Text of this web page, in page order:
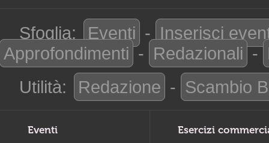
Sfoglia: Eventi - Inserisci
Approfondimenti - Redazionali -
Utilità:
Redazione - Scambio
Eventi Esercizi